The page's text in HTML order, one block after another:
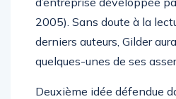
2005). Sans doute à la
derniers auteurs, Gilder
quelques-unes de ses
Deuxième idée défendue